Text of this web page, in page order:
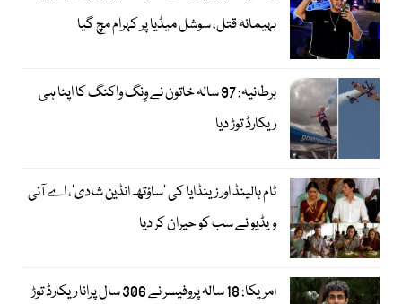
بہیمانہ قتل، سوشل میڈیا پر کہرام مچ گیا
برطانیہ: 97 سالہ خاتون نے وِنگ واکنگ کا اپنا ہی
ریکارڈ توڑ دیا
ٹام ہالینڈ اور زینڈایا کی ’ساؤتھ انڈین شادی‘، اے آئی
ویڈیو نے سب کو حیران کر دیا
امریکا: 18 سالہ پروفیسر نے 306 سال پرانا ریکارڈ توڑ